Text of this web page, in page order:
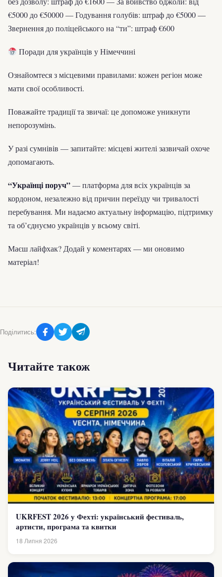
€5000 до €50000 — Годування голубів: штраф до €5000 —
Звернення до поліцейського на “ти”: штраф €600
Поради для українців у Німеччині
Ознайомтеся з місцевими правилами: кожен регіон може
мати свої особливості.
Поважайте традиції та звичаї: це допоможе уникнути
непорозумінь.
У разі сумнівів — запитайте: місцеві жителі зазвичай охоче
допомагають.
“Українці поруч”— платформа для всіх українців за
кордоном, незалежно від причин переїзду чи тривалості
перебування. Ми надаємо актуальну інформацію, підтримку
та об’єднуємо українців у всьому світі.
Маєш лайфхак? Додай у коментарях — ми оновимо
матеріал!
Поділитись:
Читайте також
UKRFEST 2026 у Фехті: український фестиваль,
артисти, програма та квитки
18 Липня 2026